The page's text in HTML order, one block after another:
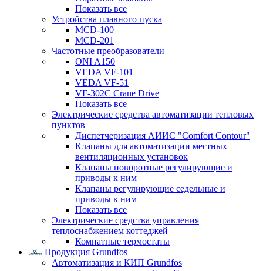
Показать все
Устройства плавного пуска
MCD-100
MCD-201
Частотные преобразователи
ONI A150
VEDA VF-101
VEDA VF-51
VF-302C Crane Drive
Показать все
Электрические средства автоматизации тепловых
пунктов
Диспетчеризация АИИС "Comfort Contour"
Клапаны для автоматизации местных
вентиляционных установок
Клапаны поворотные регулирующие и
приводы к ним
Клапаны регулирующие седельные и
приводы к ним
Показать все
Электрические средства управления
теплоснабжением коттеджей
Комнатные термостаты
Продукция Grundfos
Автоматизация и КИП Grundfos